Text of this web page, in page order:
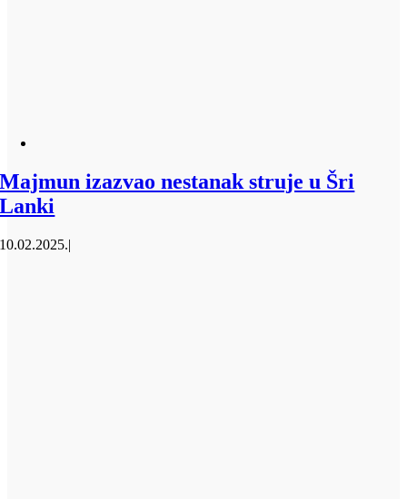
Majmun izazvao nestanak struje u Šri
Lanki
10.02.2025.|